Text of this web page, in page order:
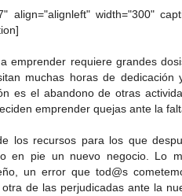
align="alignleft" width="300"
emprender requiere grandes
muchas horas de dedicación
es el abandono de otras
emprender quejas ante la
los recursos para los que
en pie un nuevo negocio. Lo
un error que tod@s
de las perjudicadas ante la